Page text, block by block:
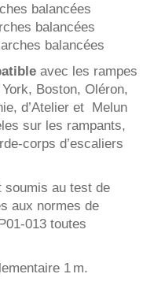
balancées
balancées
balancées
avec les rampes
Boston, Oléron,
d’Atelier et Melun
sur les rampants,
corps d’escaliers
soumis au test de
aux normes de
013 toutes
1 m.